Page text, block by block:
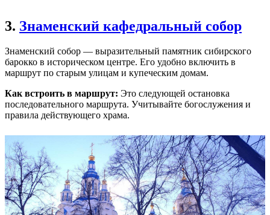
3. Знаменский кафедральный собор
Знаменский собор — выразительный памятник сибирского
барокко в историческом центре. Его удобно включить в
маршрут по старым улицам и купеческим домам.
Как встроить в маршрут: Это следующей остановка
последовательного маршрута. Учитывайте богослужения и
правила действующего храма.